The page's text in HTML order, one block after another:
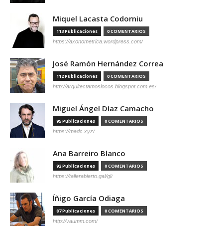
Miquel Lacasta Codorniu
113 Publicaciones 0 COMENTARIOS
https://axonometrica.wordpress.com/
José Ramón Hernández Correa
112 Publicaciones 0 COMENTARIOS
http://arquitectamoslocos.blogspot.com.es/
Miguel Ángel Díaz Camacho
95 Publicaciones 0 COMENTARIOS
https://madc.xyz/
Ana Barreiro Blanco
92 Publicaciones 0 COMENTARIOS
https://tallerabierto.gal/gl/
Íñigo García Odiaga
87 Publicaciones 0 COMENTARIOS
http://vaumm.com/